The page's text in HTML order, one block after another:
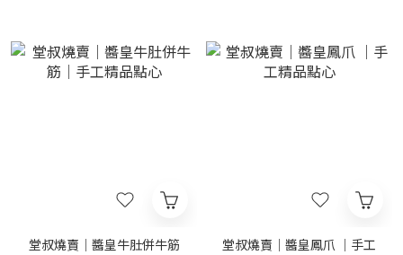
堂叔燒賣｜醬皇牛肚併牛筋
堂叔燒賣｜醬皇鳳爪 ｜手工